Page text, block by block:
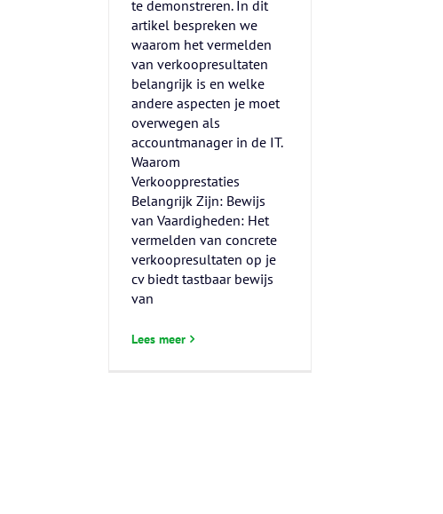
te demonstreren. In dit
artikel bespreken we
waarom het vermelden
van verkoopresultaten
belangrijk is en welke
andere aspecten je moet
overwegen als
accountmanager in de IT.
Waarom
Verkoopprestaties
Belangrijk Zijn: Bewijs
van Vaardigheden: Het
vermelden van concrete
verkoopresultaten op je
cv biedt tastbaar bewijs
van
Lees meer